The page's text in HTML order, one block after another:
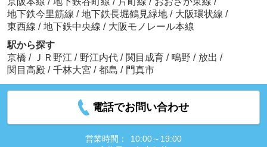
地下鉄今里筋線 / 地下鉄長堀鶴見緑地 / 大阪環状線 /
東西線 / 地下鉄中央線 / 大阪モノレール本線
駅から探す
京橋 / ＪＲ野江 / 野江内代 / 関目成育 / 鴫野 / 放出 /
関目高殿 / 千林大宮 / 都島 / 門真市
電話でお問い合わせ
営業時間：
10:00～19:00